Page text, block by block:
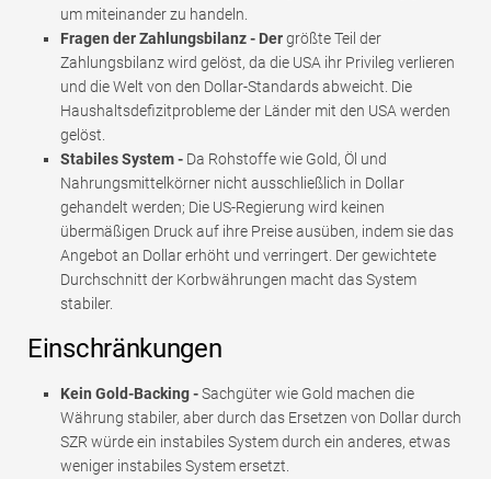
um miteinander zu handeln.
Fragen der Zahlungsbilanz - Dergrößte Teil der
Zahlungsbilanz wird gelöst, da die USA ihr Privileg verlieren
und die Welt von den Dollar-Standards abweicht. Die
Haushaltsdefizitprobleme der Länder mit den USA werden
gelöst.
Stabiles System - Da Rohstoffe wie Gold, Öl und
Nahrungsmittelkörner nicht ausschließlich in Dollar
gehandelt werden; Die US-Regierung wird keinen
übermäßigen Druck auf ihre Preise ausüben, indem sie das
Angebot an Dollar erhöht und verringert. Der gewichtete
Durchschnitt der Korbwährungen macht das System
stabiler.
Einschränkungen
Kein Gold-Backing -Sachgüter wie Gold machen die
Währung stabiler, aber durch das Ersetzen von Dollar durch
SZR würde ein instabiles System durch ein anderes, etwas
weniger instabiles System ersetzt.